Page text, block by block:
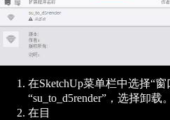
在SketchUp菜单栏中选择“
“su_to_d5render”，选择卸载。
在目